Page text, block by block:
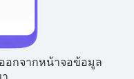
อกจากหน้าจอข้อมูล